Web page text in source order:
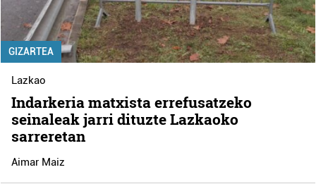
GIZARTEA
Lazkao
Indarkeria matxista errefusatzeko
seinaleak jarri dituzte Lazkaoko
sarreretan
Aimar Maiz